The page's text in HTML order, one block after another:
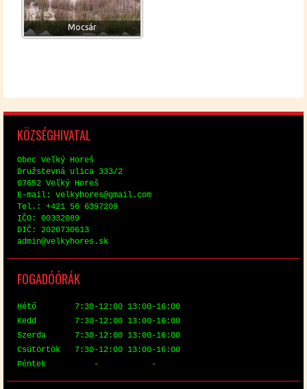
Mocsár
KÖZ­SÉG­HI­VA­TAL
Obec Veľký Horeš
Družstev­ná uli­ca 333/2
07652 Veľký Horeš
E-mail: vel­ky­hores@​gmail.​com
Tel.: +421 56 6397209
IČO: 00332089
DIČ: 2020730613
ad­min@​vel​kyho​res.​sk
FO­GA­DÓ­ÓRÁK
Hé­tő 7:30-12:00 13:00-16:00
Kedd 7:30-12:00 13:00-16:00
Szer­da 7:30-12:00 13:00-16:00
Csü­tör­tök 7:30-12:00 13:00-16:00
Pén­tek - -